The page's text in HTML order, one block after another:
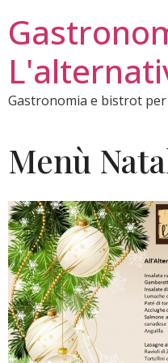
Gastronomia e bistrot
Menù